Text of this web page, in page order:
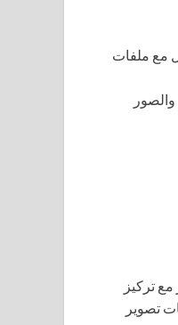
التعامل مع ملفات
والصور
تركيز
تصوير